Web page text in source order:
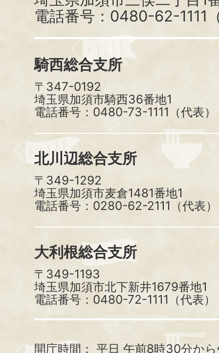
電話番号：0480-62-1111
騎西総合支所
〒347-0192
埼玉県加須市騎西36番地1
電話番号：0480-73-1111（代表）
北川辺総合支所
〒349-1292
埼玉県加須市麦倉1481番地1
電話番号：0280-62-2111（代表）
大利根総合支所
〒349-1193
埼玉県加須市北下新井1679番地1
電話番号：0480-72-1111（代表）
開庁時間： 平日 午前8時30分か